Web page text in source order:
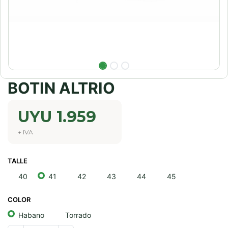
BOTIN ALTRIO
UYU 1.959
+ IVA
TALLE
40 41 42 43 44 45
COLOR
Habano Torrado